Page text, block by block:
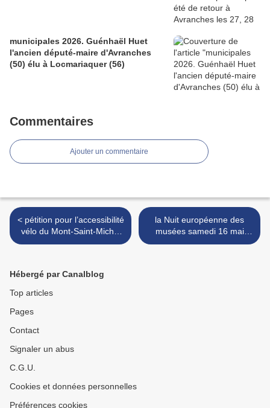
municipales 2026. Guénhaël Huet
l'ancien député-maire d'Avranches
(50) élu à Locmariaquer (56)
Commentaires
Ajouter un commentaire
< pétition pour l’accessibilité
vélo du Mont-Saint-Michel
toute l’année et sans
la Nuit européenne des
musées samedi 16 mai
2015 - le programme en
Hébergé par Canalblog
Top articles
Pages
Contact
Signaler un abus
C.G.U.
Cookies et données personnelles
Préférences cookies